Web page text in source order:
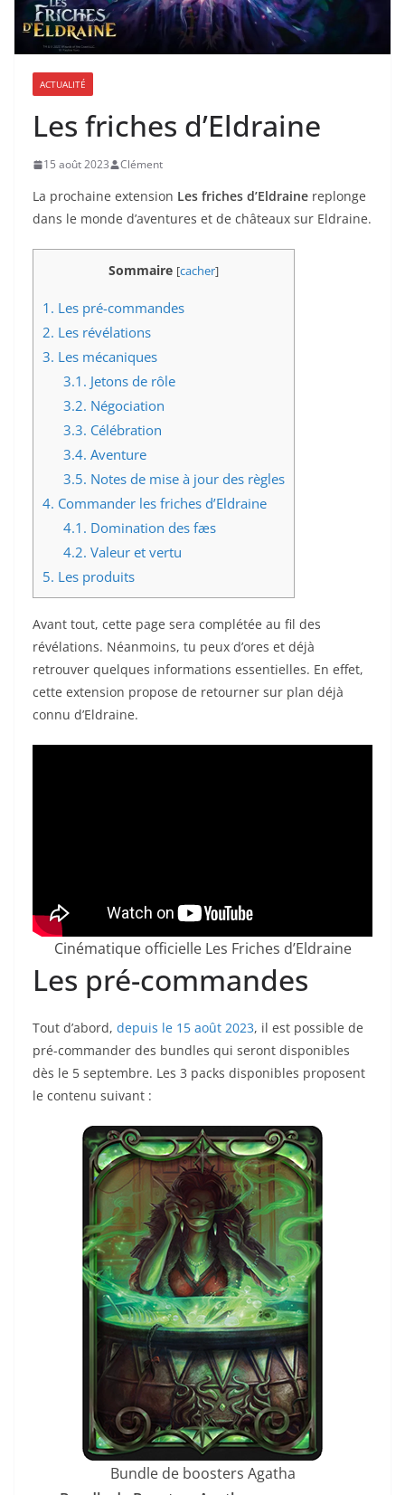
ACTUALITÉ
Les friches d’Eldraine
15 août 2023 Clément
La prochaine extension Les friches d’Eldraine replonge
dans le monde d’aventures et de châteaux sur Eldraine.
Sommaire [cacher]
1. Les pré-commandes
2. Les révélations
3. Les mécaniques
3.1. Jetons de rôle
3.2. Négociation
3.3. Célébration
3.4. Aventure
3.5. Notes de mise à jour des règles
4. Commander les friches d’Eldraine
4.1. Domination des fæs
4.2. Valeur et vertu
5. Les produits
Avant tout, cette page sera complétée au fil des
révélations. Néanmoins, tu peux d’ores et déjà
retrouver quelques informations essentielles. En effet,
cette extension propose de retourner sur plan déjà
connu d’Eldraine.
Cinématique officielle Les Friches d’Eldraine
Les pré-commandes
Tout d’abord, depuis le 15 août 2023, il est possible de
pré-commander des bundles qui seront disponibles
dès le 5 septembre. Les 3 packs disponibles proposent
le contenu suivant :
Bundle de boosters Agatha